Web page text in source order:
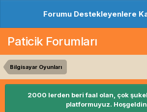
Forumu Destekleyenlere
Paticik Forumları
Bilgisayar Oyunları
2000 lerden beri faal olan, çok
platformuyuz.